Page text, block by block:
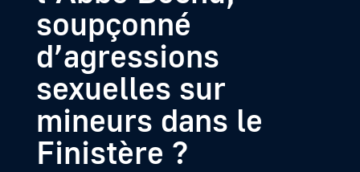
soupçonné
d’agressions
sexuelles sur
mineurs dans le
Finistère ?